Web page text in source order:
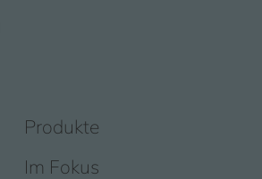
Produkte
Im Fokus